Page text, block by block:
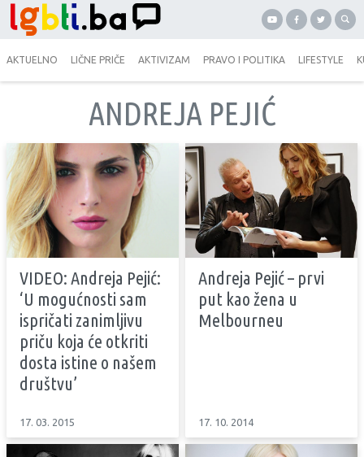
AKTUELNO LIČNE PRIČE AKTIVIZAM PRAVO I POLITIKA LIFESTYLE
ANDREJA PEJIĆ
VIDEO: Andreja Pejić:
‘U mogućnosti sam
ispričati zanimljivu
priču koja će otkriti
dosta istine o našem
društvu’
17. 03. 2015
Andreja Pejić – prvi
put kao žena u
Melbourneu
17. 10. 2014